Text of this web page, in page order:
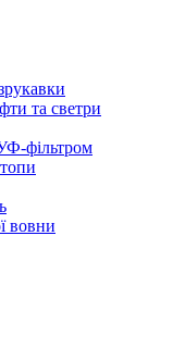
та светри
фільтром
вовни